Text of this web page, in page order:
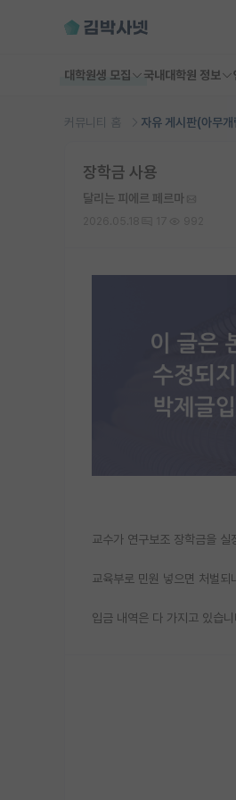
대학원생 모집 국내대학원 정보
커뮤니티 홈 자유 게시판(아무개
장학금 사용
달리는 피에르 페르마
교수가 연구보조 장학금을 실
교육부로 민원 넣으면 처벌되
입금 내역은 다 가지고 있습